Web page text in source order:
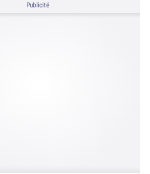
Publicité